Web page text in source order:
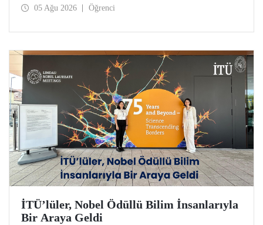
öğrenci başvuruları açıldı. Başvurular için son gün 31
05 Ağu 2026 Öğrenci
İTÜ’lüler, Nobel Ödüllü Bilim İnsanlarıyla
Bir Araya Geldi